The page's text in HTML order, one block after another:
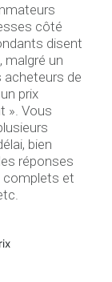
côté
disent
malgré un
acheteurs de
prix
». Vous
bien
réponses
complets et